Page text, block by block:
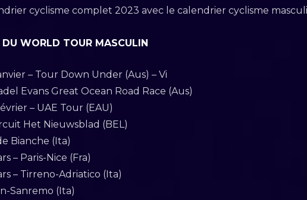
cyclisme complet 2023 avec le calendrier cyclisme
DU WORLD TOUR MASCULIN
– Tour Down Under (Aus) – Vi
Evans Great Ocean Road Race (Aus)
– UAE Tour (EAU)
Het Nieuwsblad (BEL)
Bianche (Ita)
– Paris-Nice (Fra)
– Tirreno-Adriatico (Ita)
Sanremo (Ita)